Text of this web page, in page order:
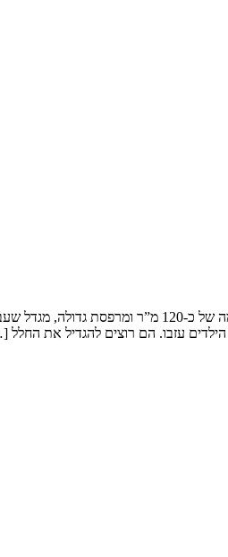
שיפוץ דירה במגדל המשפחה: זוג שמטפל בנכדים
עזבו. הם רוצים להגדיל את החלל